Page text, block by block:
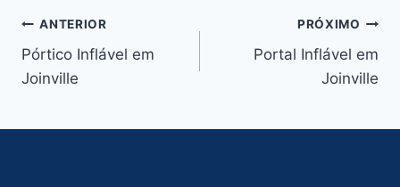
Navegação
de
ANTERIOR
Pórtico Inflável em
Joinville
PRÓXIMO
Portal Inflável em
Joinville